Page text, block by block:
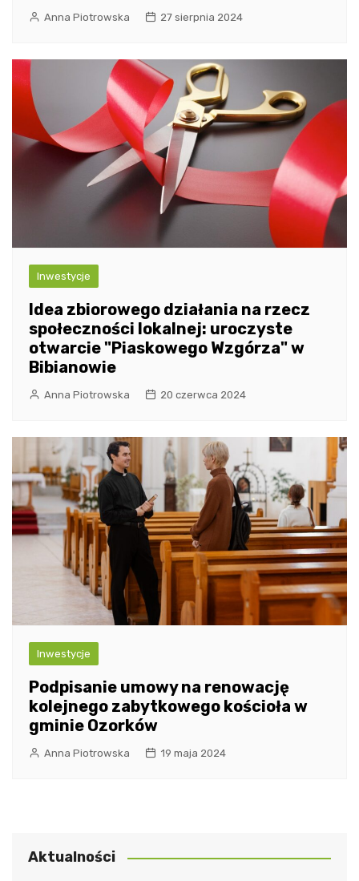
Anna Piotrowska 27 sierpnia 2024
Inwestycje
Idea zbiorowego działania na rzecz
społeczności lokalnej: uroczyste
otwarcie "Piaskowego Wzgórza" w
Bibianowie
Anna Piotrowska 20 czerwca 2024
Inwestycje
Podpisanie umowy na renowację
kolejnego zabytkowego kościoła w
gminie Ozorków
Anna Piotrowska 19 maja 2024
Aktualności